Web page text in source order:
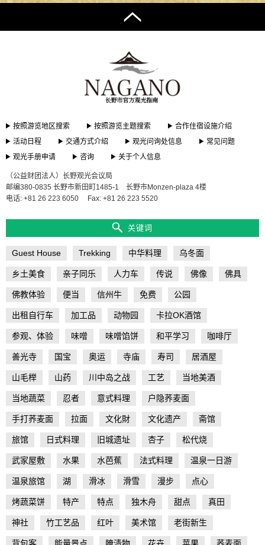
按照游览地区搜索 按照游览主题搜索
合作住宿设施介绍
活动日程
交通方式介绍 观光问询处信息
常见问题
观光手册申请
咨询 关于个人信息
（公益财团法人）长野观光会议局
邮编380-0835 长野市新田町1485-1 长野市Monzen-plaza 4楼
电话: +81 26 223 6050
Fax: +81 26 223 5520
关键词
Guest House Trekking 中华料理 乌冬面
乡土美食 亲子同乐 人力车 传说 佛像 佛具
佛教体验 便当 信州牛 免费 公园
出租自行车 加工品 动物园 卡拉OK酒馆
参观、体验 味噌 味噌馅饼 和平学习 咖啡厅
善光寺 国宝 奥运 寺庙 寿司 居酒屋
山毛榉 山药 川中岛之战 工艺 当地美酒
当地蔬菜 忍者 意式料理 户隐荞麦面
手打荞麦面 拉面 文化財 文化遗产 斋馆
旅馆 日式料理 旧城遗址 杏子 松代烧
武家屋敷 水果 水芭蕉 法式料理 温泉一日游
温泉旅馆 湖 滑冰 滑雪 漫步 点心
烤蔬菜饼 特产 特点 独木舟 甜点 真田
神社 竹工艺品 红叶 美术馆 老街新生